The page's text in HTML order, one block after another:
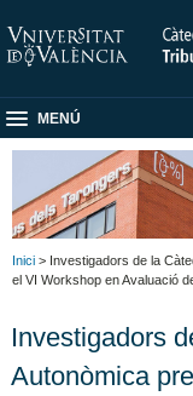
MENÚ
Inici > Investigadors de la
el VI Workshop en Avaluació
Investigadors
Autonòmica